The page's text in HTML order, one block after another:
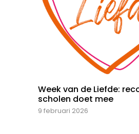
Week van de Liefde:
scholen doet mee
9 februari 2026